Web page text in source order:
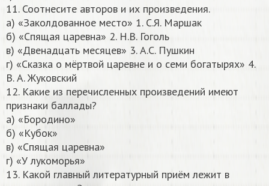
11. Соотнесите авторов и их произведения.
а) «Заколдованное место» 1. С.Я. Маршак
б) «Спящая царевна» 2. Н.В. Гоголь
в) «Двенадцать месяцев» 3. А.С. Пушкин
г) «Сказка о мёртвой царевне и о семи богатырях» 4.
В. А. Жуковский
12. Какие из перечисленных произведений имеют
признаки баллады?
а) «Бородино»
б) «Кубок»
в) «Спящая царевна»
г) «У лукоморья»
13. Какой главный литературный приём лежит в